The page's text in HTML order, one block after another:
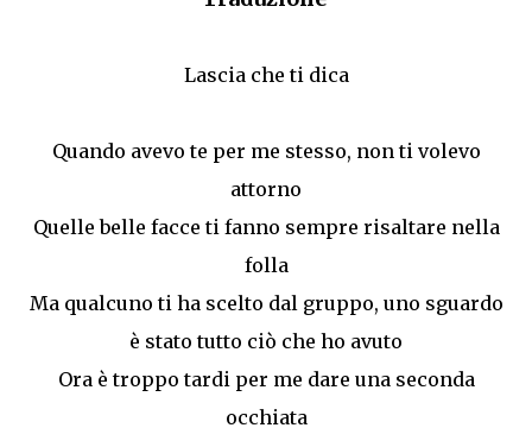
Lascia che ti dica
Quando avevo te per me stesso, non ti volevo
attorno
Quelle belle facce ti fanno sempre risaltare nella
folla
Ma qualcuno ti ha scelto dal gruppo, uno sguardo
è stato tutto ciò che ho avuto
Ora è troppo tardi per me dare una seconda
occhiata